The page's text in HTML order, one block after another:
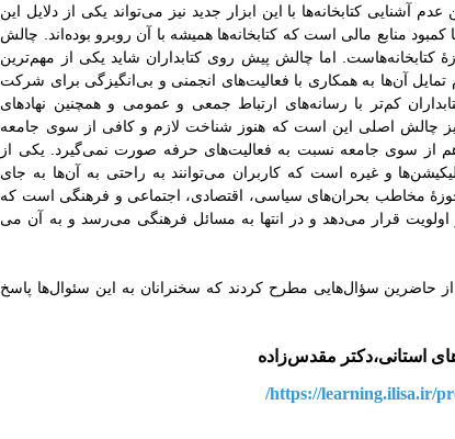
آشنایی کتابخانه‌ها با این ابزار جدید نیز می‌تواند یکی از دلایل این
منابع مالی است که کتابخانه‌ها همیشه با آن روبرو بوده‌اند. چالش
کتابخانه‌هاست. اما چالش پیش روی کتابداران شاید یکی از مهم‌ترین
آن‌ها به همکاری با فعالیت‌های انجمنی و بی‌انگیزگی برای شرکت
کم‌تر با رسانه‌های ارتباط جمعی و عمومی و همچنین نهادهای
نیز چالش اصلی این است که هنوز شناخت لازم و کافی از سوی جامعه
هم از سوی جامعه نسبت به فعالیت‌های حرفه صورت نمی‌گیرد. یکی از
و غیره است که کاربران می‌توانند به راحتی به آن‌ها به جای
مخاطب بحران‌های سیاسی، اقتصادی، اجتماعی و فرهنگی است که
قرار می‌دهد و در انتها به مسائل فرهنگی می‌رسد و به آن می
حاضرین سؤال‌هایی مطرح کردند که سخنرانان به این سئوال‌ها پاسخ
استانی،دکتر مقدس‌زاده
https://learning.ilisa.ir/